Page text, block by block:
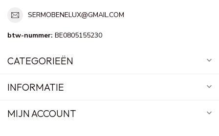
SERMOBENELUX@GMAIL.COM
btw-nummer: BE0805155230
CATEGORIEËN
INFORMATIE
MIJN ACCOUNT